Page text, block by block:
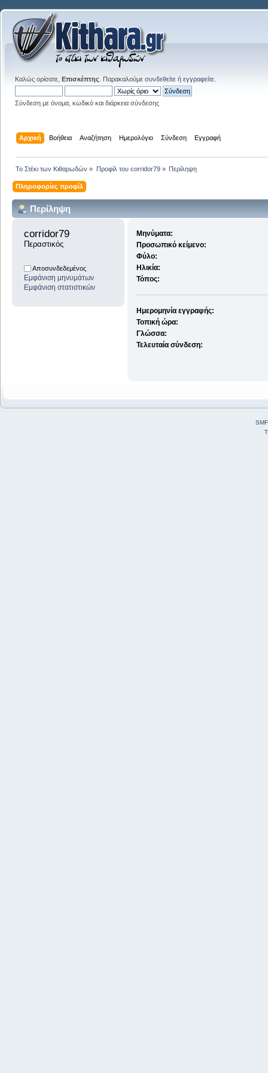
Καλώς ορίσατε, Επισκέπτης . Παρακαλούμε συνδεθείτε ή εγγραφείτε
Σύνδεση με όνομα, κωδικό και διάρκεια σύνδεσης
Αρχική Βοήθεια Αναζήτηση Ημερολόγιο Σύνδεση Εγγραφή
Το Στέκι των Κιθαρωδών » Προφίλ του corridor79» Περίληψη
Πληροφορίες προφίλ
Περίληψη
corridor79
Περαστικός
Αποσυνδεδεμένος
Εμφάνιση μηνυμάτων
Εμφάνιση στατιστικών
Μηνύματα:
Προσωπικό κείμενο:
Φύλο:
Ηλικία:
Τόπος:
Ημερομηνία εγγραφής:
Τοπική ώρα:
Γλώσσα:
Τελευταία σύνδεση: